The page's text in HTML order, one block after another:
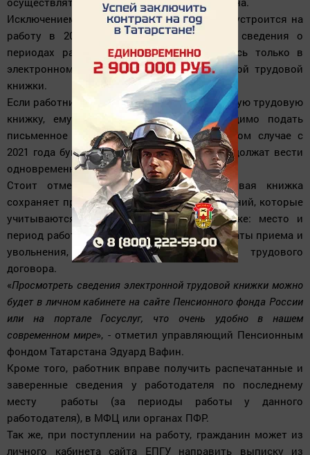
Исключением станут лишь те, кто впервые устроится на
работу в 2021 году. У таких людей все сведения о
периодах работы изначально будут вестись только в
электронном виде без оформления бумажной трудовой
книжки.
Если работник хочет сохранить свою бумажную трудовую
книжку, ему до конца 2020 года необходимо подать
письменное заявление работодателю, в этом случае с
2021 года бумажную трудовую книжку продолжат вести
одновременно с электронной.
Стоит отметить, что электронная трудовая книжка
сохраняет практически весь перечень сведений, которые
учитываются в бумажной трудовой книжке: место и
период работы, должность, квалификация, даты приема и
увольнения, основания прекращения трудового
договора.
«Просмотреть сведения электронной трудовой книжки можно
будет в личном кабинете на сайте Пенсионного фонда России
или на портале Госуслуг, что очень удобно в нашем
современном мире», - отметил управляющий Пенсионным
фондом Татарстана Эдуард Вафин.
Кроме того, работник вправе получить распечатанные и
заверенные сведения у работодателя по последнему
месту работы (за периоды работы у данного
работодателя), в МФЦ или органах ПФР.
Так же, при поступлении на работу, гражданин может из
личного кабинета сайта ЕПГУ направить выписку из